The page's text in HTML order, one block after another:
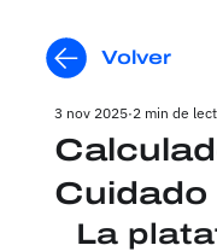
Volver
Cuidado
3 nov 2025 2 min de
La